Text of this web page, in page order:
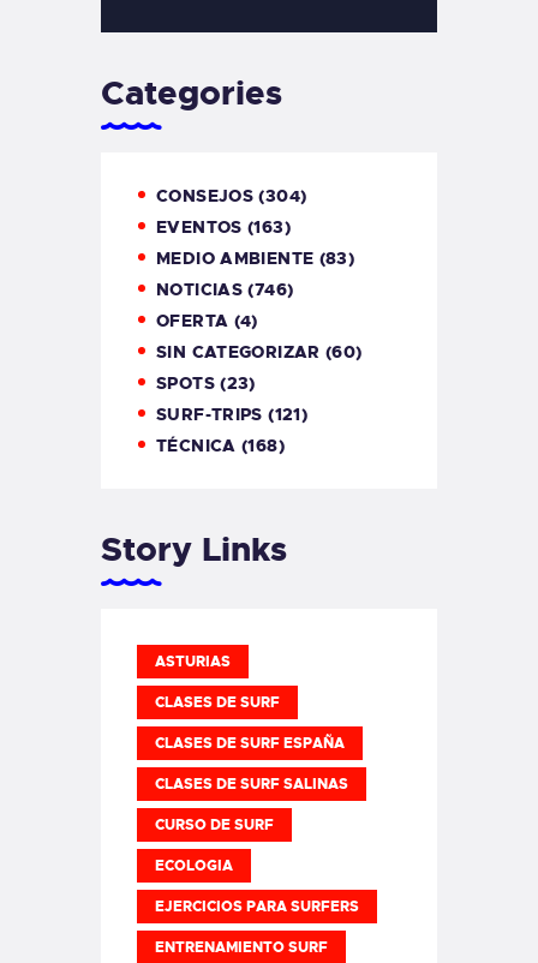
Categories
CONSEJOS (304)
EVENTOS (163)
MEDIO AMBIENTE (83)
NOTICIAS (746)
OFERTA (4)
SIN CATEGORIZAR (60)
SPOTS(23)
SURF-TRIPS (121)
TÉCNICA (168)
Story Links
ASTURIAS
CLASES DE SURF
CLASES DE SURF ESPAÑA
CLASES DE SURF SALINAS
CURSO DE SURF
ECOLOGIA
EJERCICIOS PARA SURFERS
ENTRENAMIENTO SURF